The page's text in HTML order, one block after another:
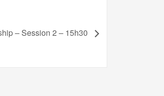
– Session 2 – 15h30